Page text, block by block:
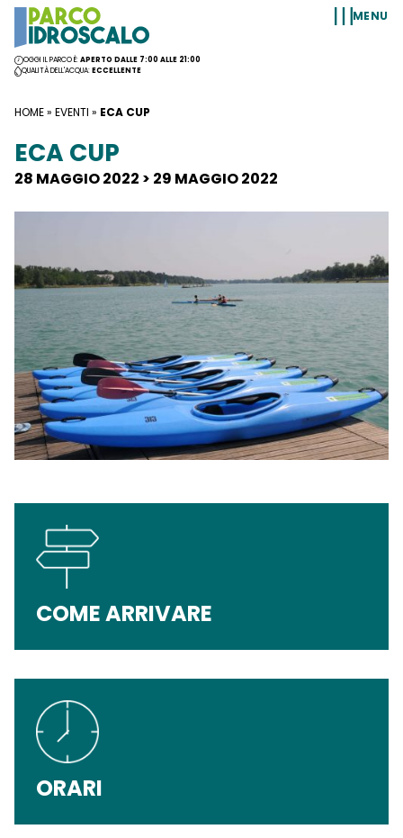
Vai al contenuto
OGGI IL PARCO È:APERTO DALLE 7:00 ALLE 21:00
QUALITÀ DELL'ACQUA:ECCELLENTE
MENU
HOME» EVENTI » ECA CUP
ECA CUP
28 MAGGIO 2022 > 29 MAGGIO 2022
COME ARRIVARE
ORARI